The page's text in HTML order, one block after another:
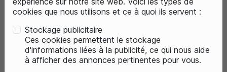
cookies que nous utilisons et ce à quoi ils servent :
Stockage publicitaire
Ces cookies permettent le stockage
d'informations liées à la publicité, ce qui nous aide
à afficher des annonces pertinentes pour vous.